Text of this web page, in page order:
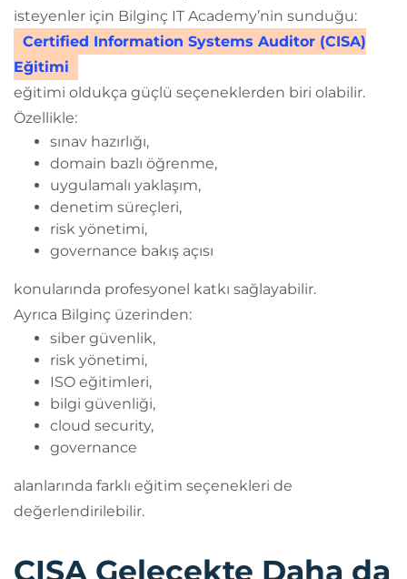
isteyenler için Bilginç IT Academy’nin sunduğu:
Certified Information Systems Auditor (CISA)
Eğitimi
eğitimi oldukça güçlü seçeneklerden biri olabilir.
Özellikle:
sınav hazırlığı,
domain bazlı öğrenme,
uygulamalı yaklaşım,
denetim süreçleri,
risk yönetimi,
governance bakış açısı
konularında profesyonel katkı sağlayabilir.
Ayrıca Bilginç üzerinden:
siber güvenlik,
risk yönetimi,
ISO eğitimleri,
bilgi güvenliği,
cloud security,
governance
alanlarında farklı eğitim seçenekleri de
değerlendirilebilir.
CISA Gelecekte Daha da